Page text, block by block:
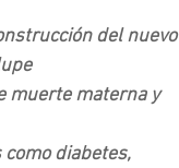
del nuevo
muerte materna y
diabetes,